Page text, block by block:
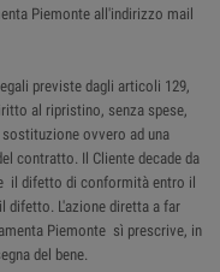
Piemonte all'indirizzo mail
previste dagli articoli 129,
al ripristino, senza spese,
ovvero ad una
contratto. Il Cliente decade da
il difetto di conformità entro il
difetto. L'azione diretta a far
Piemonte sì prescrive, in
del bene.